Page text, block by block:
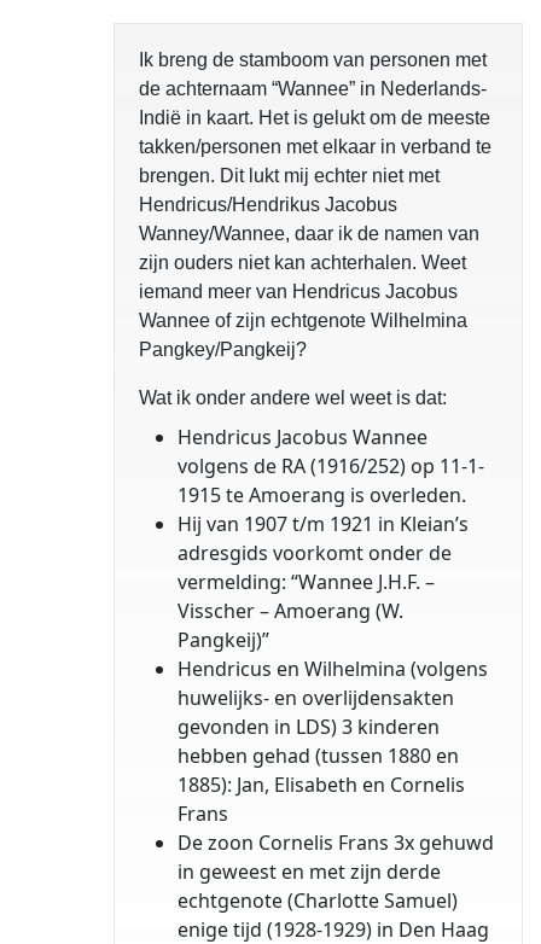
Ik breng de stamboom van personen met
de achternaam “Wannee” in Nederlands-
Indië in kaart. Het is gelukt om de meeste
takken/personen met elkaar in verband te
brengen. Dit lukt mij echter niet met
Hendricus/Hendrikus Jacobus
Wanney/Wannee, daar ik de namen van
zijn ouders niet kan achterhalen. Weet
iemand meer van Hendricus Jacobus
Wannee of zijn echtgenote Wilhelmina
Pangkey/Pangkeij?
Wat ik onder andere wel weet is dat:
Hendricus Jacobus Wannee
volgens de RA (1916/252) op 11-1-
1915 te Amoerang is overleden.
Hij van 1907 t/m 1921 in Kleian’s
adresgids voorkomt onder de
vermelding: “Wannee J.H.F. –
Visscher – Amoerang (W.
Pangkeij)”
Hendricus en Wilhelmina (volgens
huwelijks- en overlijdensakten
gevonden in LDS) 3 kinderen
hebben gehad (tussen 1880 en
1885): Jan, Elisabeth en Cornelis
Frans
De zoon Cornelis Frans 3x gehuwd
in geweest en met zijn derde
echtgenote (Charlotte Samuel)
enige tijd (1928-1929) in Den Haag